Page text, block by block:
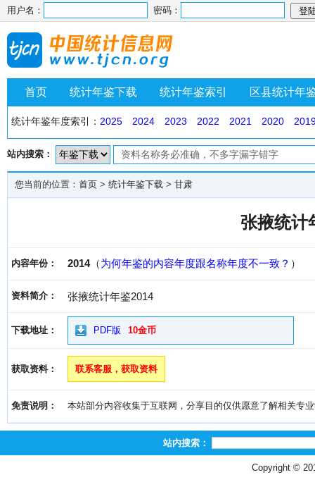
用户名： 密码：
首页 统计年鉴下载 统计年鉴索引 区县统计年
统计年鉴年度索引： 2025 2024 2023 2022 2021 2020
站内搜索：
您当前的位置： 首页 > 统计年鉴下载 > 甘肃
张掖统计
内容年份： 2014（为何年鉴的内容年度跟名称年度不一致？ ）
资料简介： 张掖统计年鉴2014
下载地址： PDF版 10金币
获取资料： 联系客服，获取资料
免责说明： 本站部分内容收集于互联网，分享目的仅供愿意了解相关专
站内搜索：
Copyright ©